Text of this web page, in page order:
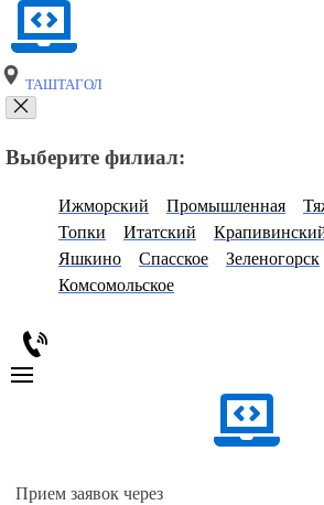
ТАШТАГОЛ
Выберите филиал:
Ижморский Промышленная
Топки
Итатский
Яшкино
Спасское Зеленогорск
Комсомольское
Прием заявок через